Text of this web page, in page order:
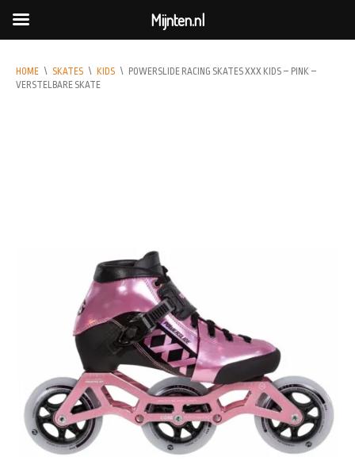
HOME \ SKATES \ KIDS \ POWERSLIDE RACING SKATES XXX KIDS – PINK –
VERSTELBARE SKATE
Mijnten.nl